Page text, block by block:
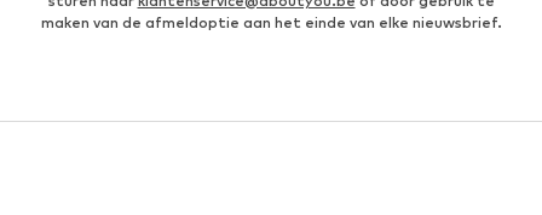
maken van de afmeldoptie aan het einde van elke nieuwsbrief.